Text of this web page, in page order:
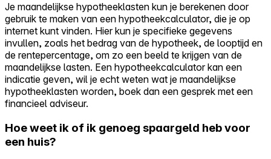
Je maandelijkse hypotheeklasten kun je berekenen door
gebruik te maken van een hypotheekcalculator, die je op
internet kunt vinden. Hier kun je specifieke gegevens
invullen, zoals het bedrag van de hypotheek, de looptijd en
de rentepercentage, om zo een beeld te krijgen van de
maandelijkse lasten. Een hypotheekcalculator kan een
indicatie geven, wil je echt weten wat je maandelijkse
hypotheeklasten worden, boek dan een gesprek met een
financieel adviseur.
Hoe weet ik of ik genoeg spaargeld heb voor
een huis?